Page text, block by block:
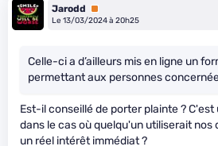
Jarodd
Premium
Le 13/03/2024 à 20h25
Celle-ci a d’ailleurs mis en ligne un
permettant aux personnes
Est-il conseillé de porter plainte ?
dans le cas où quelqu'un utiliserait nos
un réel intérêt immédiat ?